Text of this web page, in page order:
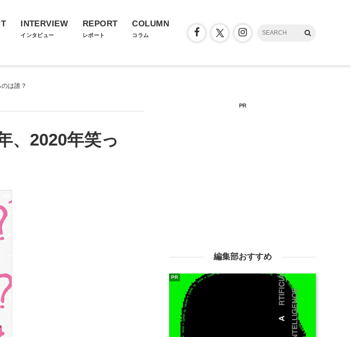
INTERVIEW
インタビュー
REPORT
レポート
COLUMN
コラム
は誰？
、2020年笑っ
PR
編集部おすすめ
PR